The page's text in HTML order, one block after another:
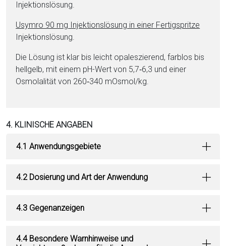
In­jektionslösung.
Usymro 90 mg In­jektionslösung in ei­ner Fertigspritze
In­jektionslösung.
Die Lö­sung ist klar bis leicht opaleszierend, farblos bis
hellgelb, mit ei­nem pH-Wert von 5,7‑6,3 und ei­ner
Osmolalität von 260‑340 mOsmol/kg.
4. KLINISCHE ANGABEN
4.1 Anwendungsgebiete
4.2 Dosierung und Art der Anwendung
4.3 Gegenanzeigen
4.4 Besondere Warnhinweise und